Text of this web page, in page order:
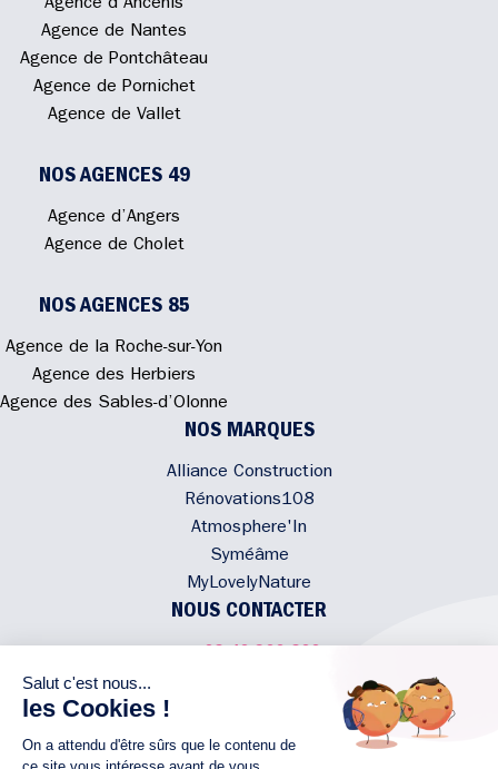
Agence d’Ancenis
Agence de Nantes
Agence de Pontchâteau
Agence de Pornichet
Agence de Vallet
NOS AGENCES 49
Agence d’Angers
Agence de Cholet
NOS AGENCES 85
Agence de la Roche-sur-Yon
Agence des Herbiers
Agence des Sables-d’Olonne
NOS MARQUES
Alliance Construction
Rénovations108
Atmosphere'In
Syméâme
MyLovelyNature
NOUS CONTACTER
NOUS SUIVRE